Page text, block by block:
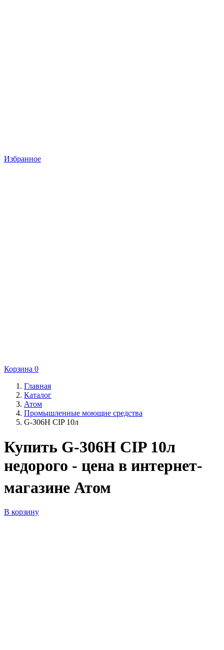
Избранное
Корзина 0
Главная
Каталог
Атом
Промышленные моющие средства
G-306H CIP 10л
Купить G-306H CIP 10л
недорого - цена в интернет-
магазине Атом
В корзину